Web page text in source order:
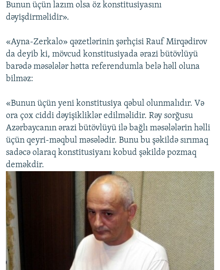
Bunun üçün lazım olsa öz konstitusiyasını
dəyişdirməlidir».
«Ayna-Zerkalo» qəzetlərinin şərhçisi Rauf Mirqədirov
da deyib ki, mövcud konstitusiyada ərazi bütövlüyü
barədə məsələlər hətta referendumla belə həll oluna
bilməz:
«Bunun üçün yeni konstitusiya qəbul olunmalıdır. Və
ora çox ciddi dəyişikliklər edilməlidir. Rəy sorğusu
Azərbaycanın ərazi bütövlüyü ilə bağlı məsələlərin həlli
üçün qeyri-məqbul məsələdir. Bunu bu şəkildə sırımaq
sadəcə olaraq konstitusiyanı kobud şəkildə pozmaq
deməkdir.